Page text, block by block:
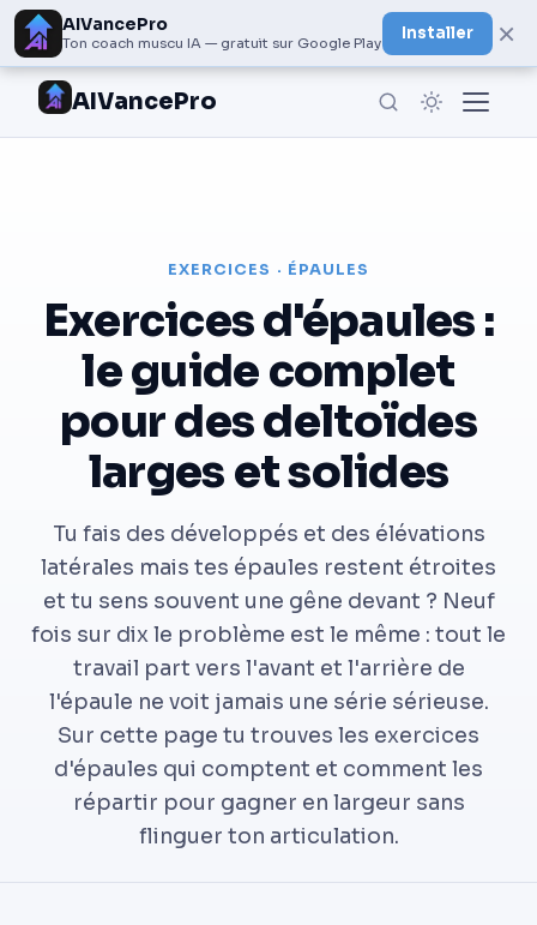
AIVancePro
Ton coach muscu IA — gratuit sur Google Play
Installer ×
AIVancePro
EXERCICES · ÉPAULES
Exercices d'épaules :
le guide complet
pour des deltoïdes
larges et solides
Tu fais des développés et des élévations
latérales mais tes épaules restent étroites
et tu sens souvent une gêne devant ? Neuf
fois sur dix le problème est le même : tout le
travail part vers l'avant et l'arrière de
l'épaule ne voit jamais une série sérieuse.
Sur cette page tu trouves les exercices
d'épaules qui comptent et comment les
répartir pour gagner en largeur sans
flinguer ton articulation.